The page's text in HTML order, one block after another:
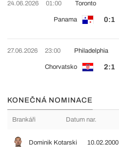
24.06.2026 01:00
Panama 0:1
Toronto
27.06.2026 23:00
Chorvatsko 2:1
Philadelphia
KONEČNÁ NOMINACE
Brankáři Datum nar.
Dominik Kotarski 10.02.2000